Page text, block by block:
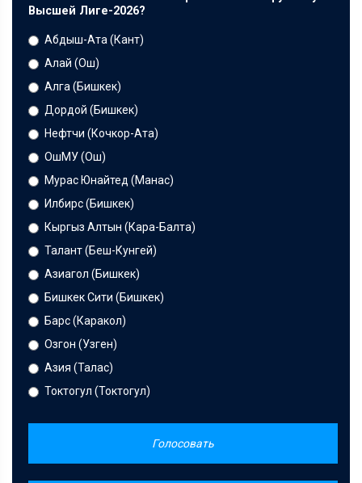
Высшей Лиге-2026?
Абдыш-Ата (Кант)
Алай (Ош)
Алга (Бишкек)
Дордой (Бишкек)
Нефтчи (Кочкор-Ата)
ОшМУ (Ош)
Мурас Юнайтед (Манас)
Илбирс (Бишкек)
Кыргыз Алтын (Кара-Балта)
Талант (Беш-Кунгей)
Азиагол (Бишкек)
Бишкек Сити (Бишкек)
Барс (Каракол)
Озгон (Узген)
Азия (Талас)
Токтогул (Токтогул)
Голосовать